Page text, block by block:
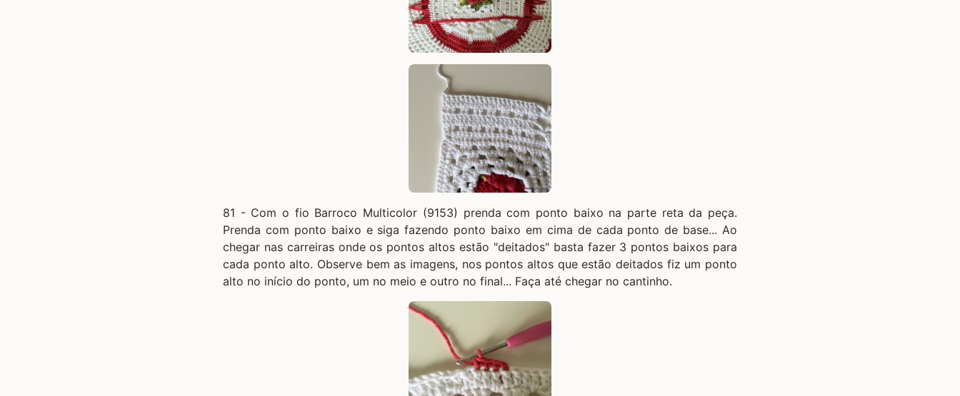
81 - Com o fio Barroco Multicolor (9153) prenda com ponto baixo na parte reta da peça.
Prenda com ponto baixo e siga fazendo ponto baixo em cima de cada ponto de base... Ao
chegar nas carreiras onde os pontos altos estão "deitados" basta fazer 3 pontos baixos para
cada ponto alto. Observe bem as imagens, nos pontos altos que estão deitados fiz um ponto
alto no início do ponto, um no meio e outro no final... Faça até chegar no cantinho.